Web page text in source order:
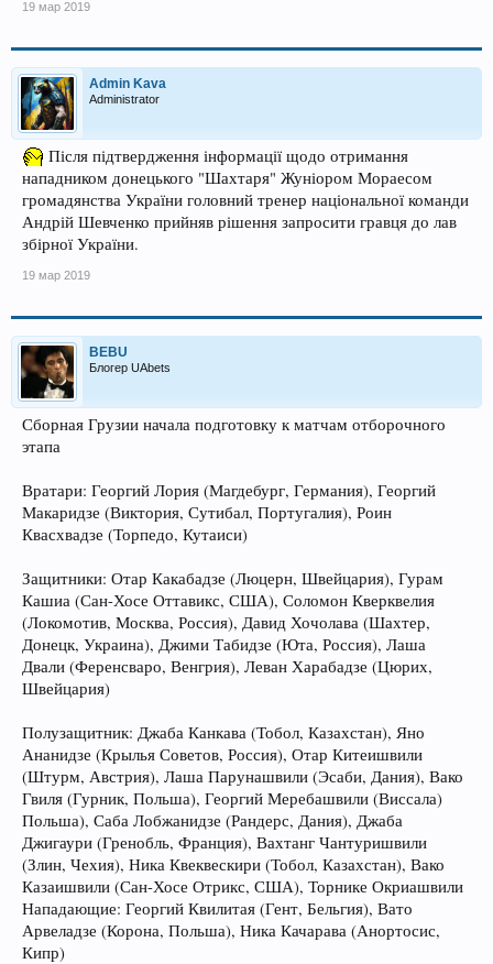
19 мар 2019
Admin Kava
Administrator
Після підтвердження інформації щодо отримання
нападником донецького "Шахтаря" Жуніором Мораесом
громадянства України головний тренер національної команди
Андрій Шевченко прийняв рішення запросити гравця до лав
збірної України.
19 мар 2019
BEBU
Блогер UAbets
Сборная Грузии начала подготовку к матчам отборочного
этапа
Вратари: Георгий Лория (Магдебург, Германия), Георгий
Макаридзе (Виктория, Сутибал, Португалия), Роин
Квасхвадзе (Торпедо, Кутаиси)
Защитники: Отар Какабадзе (Люцерн, Швейцария), Гурам
Кашиа (Сан-Хосе Оттавикс, США), Соломон Кверквелия
(Локомотив, Москва, Россия), Давид Хочолава (Шахтер,
Донецк, Украина), Джими Табидзе (Юта, Россия), Лаша
Двали (Ференсваро, Венгрия), Леван Харабадзе (Цюрих,
Швейцария)
Полузащитник: Джаба Канкава (Тобол, Казахстан), Яно
Ананидзе (Крылья Советов, Россия), Отар Китеишвили
(Штурм, Австрия), Лаша Парунашвили (Эсаби, Дания), Вако
Гвиля (Гурник, Польша), Георгий Меребашвили (Виссала)
Польша), Саба Лобжанидзе (Рандерс, Дания), Джаба
Джигаури (Гренобль, Франция), Вахтанг Чантуришвили
(Злин, Чехия), Ника Квеквескири (Тобол, Казахстан), Вако
Казаишвили (Сан-Хосе Отрикс, США), Торнике Окриашвили
Нападающие: Георгий Квилитая (Гент, Бельгия), Вато
Арвеладзе (Корона, Польша), Ника Качарава (Анортосис,
Кипр)